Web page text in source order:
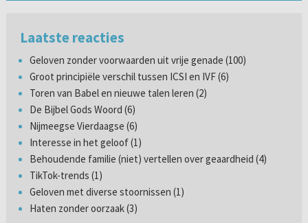
Laatste reacties
Geloven zonder voorwaarden uit vrije genade (100)
Groot principiële verschil tussen ICSI en IVF (6)
Toren van Babel en nieuwe talen leren (2)
De Bijbel Gods Woord (6)
Nijmeegse Vierdaagse (6)
Interesse in het geloof (1)
Behoudende familie (niet) vertellen over geaardheid (4)
TikTok-trends (1)
Geloven met diverse stoornissen (1)
Haten zonder oorzaak (3)